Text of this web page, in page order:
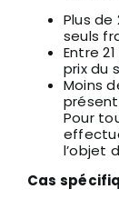
Plus
seuls
Entre
prix du
Moins
Pour
l’objet
Cas